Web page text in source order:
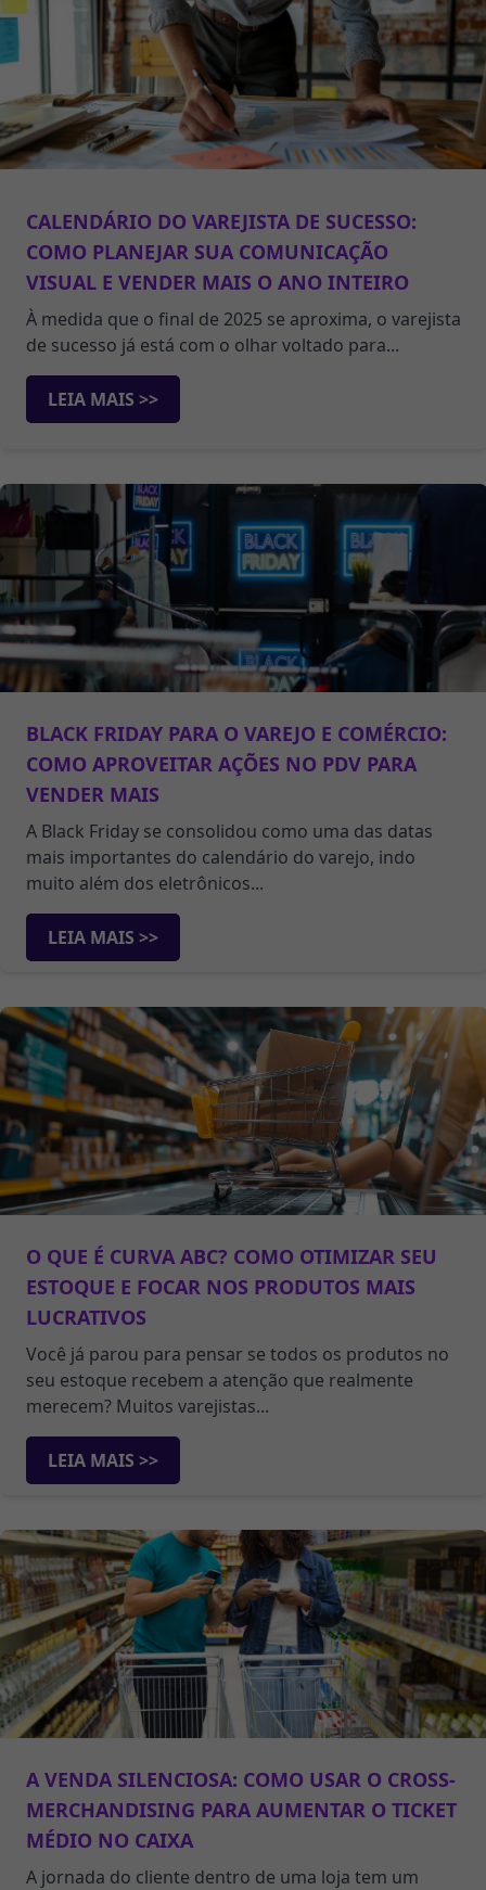
CALENDÁRIO DO VAREJISTA DE SUCESSO:
COMO PLANEJAR SUA COMUNICAÇÃO
VISUAL E VENDER MAIS O ANO INTEIRO
À medida que o final de 2025 se aproxima, o varejista
de sucesso já está com o olhar voltado para...
LEIA MAIS >>
BLACK FRIDAY PARA O VAREJO E COMÉRCIO:
COMO APROVEITAR AÇÕES NO PDV PARA
VENDER MAIS
A Black Friday se consolidou como uma das datas
mais importantes do calendário do varejo, indo
muito além dos eletrônicos...
LEIA MAIS >>
O QUE É CURVA ABC? COMO OTIMIZAR SEU
ESTOQUE E FOCAR NOS PRODUTOS MAIS
LUCRATIVOS
Você já parou para pensar se todos os produtos no
seu estoque recebem a atenção que realmente
merecem? Muitos varejistas...
LEIA MAIS >>
A VENDA SILENCIOSA: COMO USAR O CROSS-
MERCHANDISING PARA AUMENTAR O TICKET
MÉDIO NO CAIXA
A jornada do cliente dentro de uma loja tem um